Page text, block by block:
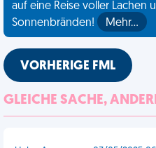
auf eine Reise voller Lachen
Sonnenbränden!
Mehr…
VORHERIGE FML
GLEICHE SACHE,